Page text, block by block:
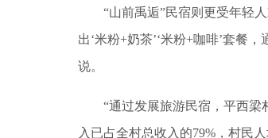
“山前禹逅”民宿则更受年轻人
出‘米粉+奶茶’‘米粉+咖啡’套餐
说。
“通过发展旅游民宿，平西梁
入已占全村总收入的79%，村民